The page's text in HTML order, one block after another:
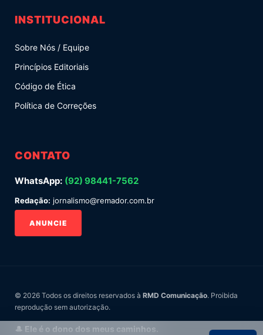
INSTITUCIONAL
Sobre Nós / Equipe
Princípios Editoriais
Código de Ética
Política de Correções
CONTATO
WhatsApp: (92) 98441-7562
Redação: jornalismo@remador.com.br
ANUNCIE
© 2026 Todos os direitos reservados à RMD Comunicação. Proibida
reprodução sem autorização.
🎩 Ele é o dono dos meus caminhos.